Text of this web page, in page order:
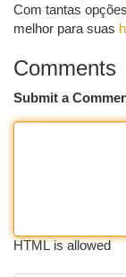
Com tantas
melhor para suas
Comments
Submit a
HTML is allowed